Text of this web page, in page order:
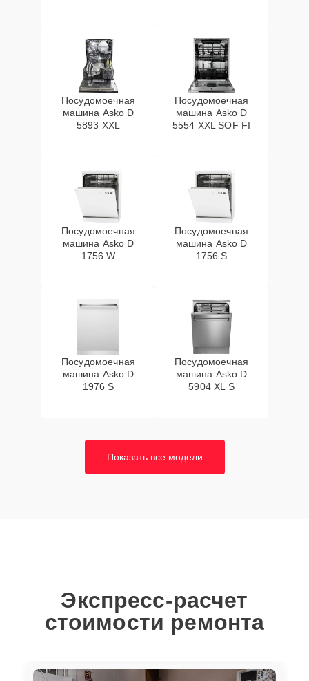
Посудомоечная
машина Asko D
5893 XXL
Посудомоечная
машина Asko D
5554 XXL SOF FI
Посудомоечная
машина Asko D
1756 W
Посудомоечная
машина Asko D
1756 S
Посудомоечная
машина Asko D
1976 S
Посудомоечная
машина Asko D
5904 XL S
Показать все модели
Экспресс-расчет
стоимости ремонта